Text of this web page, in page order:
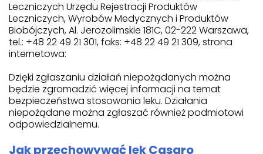
Leczniczych Urzędu Rejestracji Produktów
Leczniczych, Wyrobów Medycznych i Produktów
Biobójczych, Al. Jerozolimskie 181C, 02-222 Warszawa,
tel.: +48 22 49 21 301, faks: +48 22 49 21 309, strona
internetowa:
Dzięki zgłaszaniu działań niepożądanych można
będzie zgromadzić więcej informacji na temat
bezpieczeństwa stosowania leku. Działania
niepożądane można zgłaszać również podmiotowi
odpowiedzialnemu.
Jak przechowywać lek Casaro